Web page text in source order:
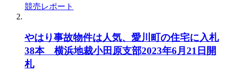
競売レポート
やはり事故物件は人気、愛川町の住宅に入札
38本 横浜地裁小田原支部2023年6月21日開
札